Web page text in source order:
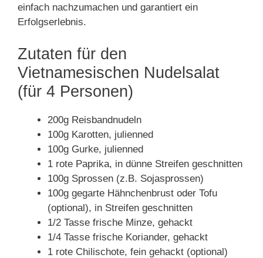
einfach nachzumachen und garantiert ein
Erfolgserlebnis.
Zutaten für den
Vietnamesischen Nudelsalat
(für 4 Personen)
200g Reisbandnudeln
100g Karotten, julienned
100g Gurke, julienned
1 rote Paprika, in dünne Streifen geschnitten
100g Sprossen (z.B. Sojasprossen)
100g gegarte Hähnchenbrust oder Tofu
(optional), in Streifen geschnitten
1/2 Tasse frische Minze, gehackt
1/4 Tasse frische Koriander, gehackt
1 rote Chilischote, fein gehackt (optional)